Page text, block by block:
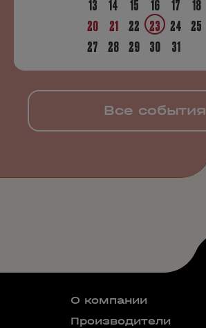
13
14 15 16 17 18
20
21 22 23 24 25
27 28 29 30 31
Все события
О компании
Производители